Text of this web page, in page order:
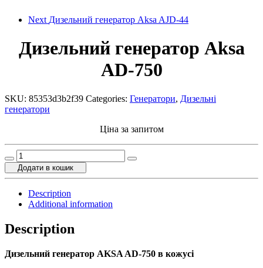
Next Дизельний генератор Aksa AJD-44
Дизельний генератор Aksa
AD-750
SKU: 85353d3b2f39 Categories: Генератори, Дизельні
генератори
Ціна за запитом
Дизельний
генератор
Aksa
750
quantity
Додати в кошик
Description
Additional information
Description
Дизельний генератор AKSA AD-750 в кожусі